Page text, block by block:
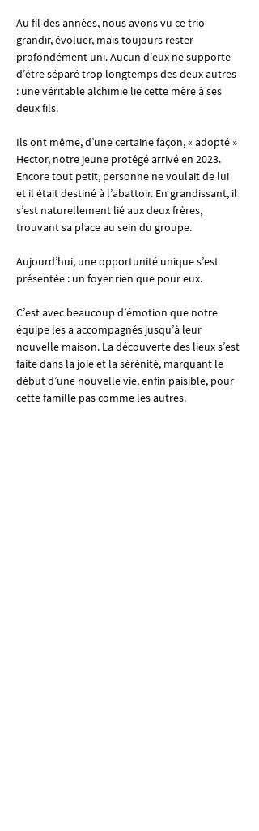
Au fil des années, nous avons vu ce trio
grandir, évoluer, mais toujours rester
profondément uni. Aucun d’eux ne supporte
d’être séparé trop longtemps des deux autres
: une véritable alchimie lie cette mère à ses
deux fils.
Ils ont même, d’une certaine façon, « adopté »
Hector, notre jeune protégé arrivé en 2023.
Encore tout petit, personne ne voulait de lui
et il était destiné à l’abattoir. En grandissant, il
s’est naturellement lié aux deux frères,
trouvant sa place au sein du groupe.
Aujourd’hui, une opportunité unique s’est
présentée : un foyer rien que pour eux.
C’est avec beaucoup d’émotion que notre
équipe les a accompagnés jusqu’à leur
nouvelle maison. La découverte des lieux s’est
faite dans la joie et la sérénité, marquant le
début d’une nouvelle vie, enfin paisible, pour
cette famille pas comme les autres.